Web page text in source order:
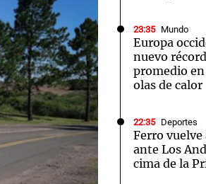
23:35 Mundo
Europa
nuevo
promedio
olas de calor
22:35 Deportes
Ferro
ante Los
cima de la
Notas